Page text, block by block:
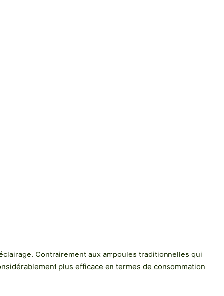
Contrairement aux ampoules traditionnelles qui
plus efficace en termes de consommation